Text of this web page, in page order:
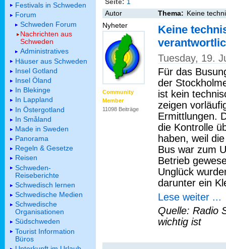
Seite: 1
Autor
Thema: Keine
Nyheter
Community
Member
11098 Beiträge
Keine
Tuesday, 19.
Für das
der
ist kein
zeigen
Ermittlungen.
die Kontrolle
haben, weil
Bus war zum
Betrieb
Unglück
darunter ein
Lese weiter ...
Quelle: Radio
wichtig ist
Festivals in Schweden
Forum
Schweden Forum
Nachrichten aus
Schweden
Administratives
Häuser aus Schweden
Insel Gotland
Insel Öland
In Blekinge
In Lappland
In Östergotland
In Småland
Made in Sweden
Panorama
Regeln & Gesetze
Reisen
Schweden-
Reiseberichte
Schwedisch lernen
Schwedische Medien
Schwedische
Organisationen
Südschweden
Tourist Information
Büros